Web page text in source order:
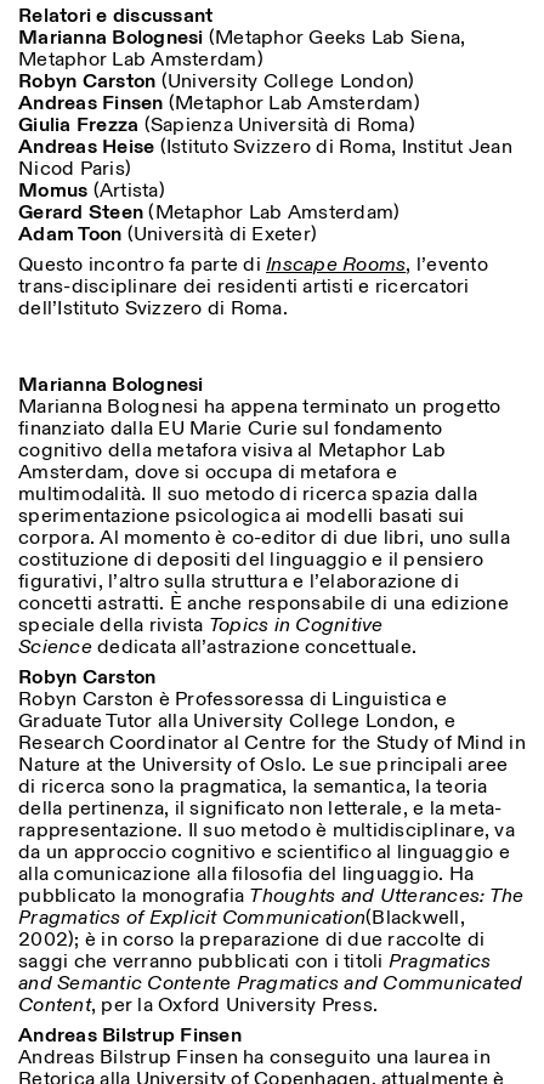
Designed by Dallas
Relatori e discussant
Marianna Bolognesi (Metaphor Geeks Lab Siena,
Metaphor Lab Amsterdam)
Robyn Carston (University College London)
Andreas Finsen (Metaphor Lab Amsterdam)
Giulia Frezza (Sapienza Università di Roma)
Andreas Heise (Istituto Svizzero di Roma, Institut Jean
Nicod Paris)
Momus (Artista)
Gerard Steen(Metaphor Lab Amsterdam)
Adam Toon (Università di Exeter)
Questo incontro fa parte di Inscape Rooms, l’evento
trans-disciplinare dei residenti artisti e ricercatori
dell’Istituto Svizzero di Roma.
Marianna Bolognesi
Marianna Bolognesi ha appena terminato un progetto
finanziato dalla EU Marie Curie sul fondamento
cognitivo della metafora visiva al Metaphor Lab
Amsterdam, dove si occupa di metafora e
multimodalità. Il suo metodo di ricerca spazia dalla
sperimentazione psicologica ai modelli basati sui
corpora. Al momento è co-editor di due libri, uno sulla
costituzione di depositi del linguaggio e il pensiero
figurativi, l’altro sulla struttura e l’elaborazione di
concetti astratti. È anche responsabile di una edizione
speciale della rivista Topics in Cognitive
Sciencededicata all’astrazione concettuale.
Robyn Carston
Robyn Carston è Professoressa di Linguistica e
Graduate Tutor alla University College London, e
Research Coordinator al Centre for the Study of Mind in
Nature at the University of Oslo. Le sue principali aree
di ricerca sono la pragmatica, la semantica, la teoria
della pertinenza, il significato non letterale, e la meta-
rappresentazione. Il suo metodo è multidisciplinare, va
da un approccio cognitivo e scientifico al linguaggio e
alla comunicazione alla filosofia del linguaggio. Ha
pubblicato la monografia Thoughts and Utterances: The
Pragmatics of Explicit Communication(Blackwell,
2002); è in corso la preparazione di due raccolte di
saggi che verranno pubblicati con i titoli Pragmatics
and Semantic Contente Pragmatics and Communicated
Content, per la Oxford University Press.
Andreas Bilstrup Finsen
Andreas Bilstrup Finsen ha conseguito una laurea in